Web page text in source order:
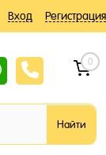
Вход Регистрация
0